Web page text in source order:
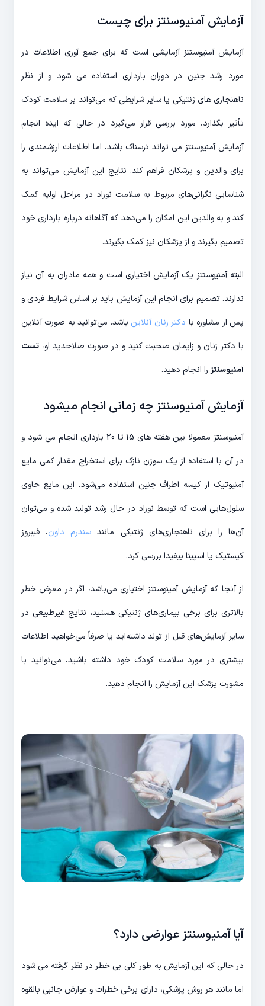
آزمایش آمنیوسنتز برای چیست
آزمایش آمنیوسنتز آزمایشی است که برای جمع آوری اطلاعات در
مورد رشد جنین در دوران بارداری استفاده می شود و از نظر
ناهنجاری های ژنتیکی یا سایر شرایطی که می‌تواند بر سلامت کودک
تأثیر بگذارد، مورد بررسی قرار می‌گیرد در حالی که ایده انجام
آزمایش آمنیوسنتز می تواند ترسناک باشد، اما اطلاعات ارزشمندی را
برای والدین و پزشکان فراهم کند. نتایج این آزمایش می‌تواند به
شناسایی نگرانی‌های مربوط به سلامت نوزاد در مراحل اولیه کمک
کند و به والدین این امکان را می‌دهد که آگاهانه درباره بارداری خود
تصمیم بگیرند و از پزشکان نیز کمک بگیرند.
البته آمنیوسنتز یک آزمایش اختیاری است و همه مادران به آن نیاز
ندارند. تصمیم برای انجام این آزمایش باید بر اساس شرایط فردی و
پس از مشاوره با دکتر زنان آنلاین باشد. می‌توانید به صورت آنلاین
با دکتر زنان و زایمان صحبت کنید و در صورت صلاحدید او، تست
آمنیوسنتز را انجام دهید.
آزمایش آمنیوسنتز چه زمانی انجام میشود
آمنیوسنتز معمولا بین هفته های 15 تا 20 بارداری انجام می شود و
در آن با استفاده از یک سوزن نازک برای استخراج مقدار کمی مایع
آمنیوتیک از کیسه اطراف جنین استفاده می‌شود. این مایع حاوی
سلول‌هایی است که توسط نوزاد در حال رشد تولید شده و می‌توان
آن‌ها را برای ناهنجاری‌های ژنتیکی مانند سندرم داون، فیبروز
کیستیک یا اسپینا بیفیدا بررسی کرد.
از آنجا که آزمایش آمینوسنتز اختیاری می‌باشد، اگر در معرض خطر
بالاتری برای برخی بیماری‌های ژنتیکی هستید، نتایج غیرطبیعی در
سایر آزمایش‌های قبل از تولد داشته‌اید یا صرفاً می‌خواهید اطلاعات
بیشتری در مورد سلامت کودک خود داشته باشید، می‌توانید با
مشورت پزشک این آزمایش را انجام دهید.
آیا آمنیوسنتز عوارضی دارد؟
در حالی که این آزمایش به طور کلی بی خطر در نظر گرفته می شود
اما مانند هر روش پزشکی، دارای برخی خطرات و عوارض جانبی بالقوه